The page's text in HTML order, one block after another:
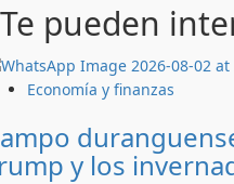
Te pueden
Economía y finanzas
y los